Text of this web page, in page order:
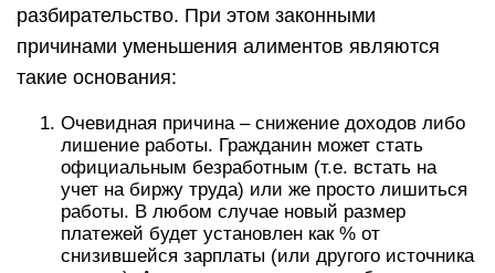
разбирательство. При этом законными
причинами уменьшения алиментов являются
такие основания:
Очевидная причина – снижение доходов либо
лишение работы. Гражданин может стать
официальным безработным (т.е. встать на
учет на биржу труда) или же просто лишиться
работы. В любом случае новый размер
платежей будет установлен как % от
снизившейся зарплаты (или другого источника